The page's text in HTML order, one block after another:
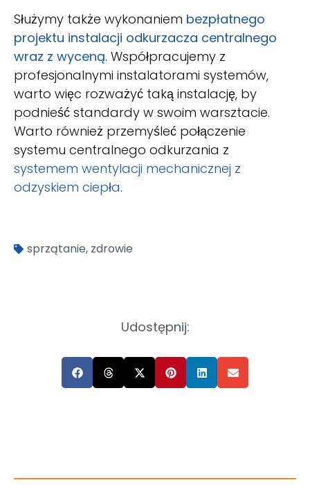
Służymy także wykonaniem bezpłatnego
projektu instalacji odkurzacza centralnego
wraz z wyceną. Współpracujemy z
profesjonalnymi instalatorami systemów,
warto więc rozważyć taką instalację, by
podnieść standardy w swoim warsztacie.
Warto również przemyśleć połączenie
systemu centralnego odkurzania z
systemem wentylacji mechanicznej z
odzyskiem ciepła.
sprzątanie, zdrowie
Udostępnij: